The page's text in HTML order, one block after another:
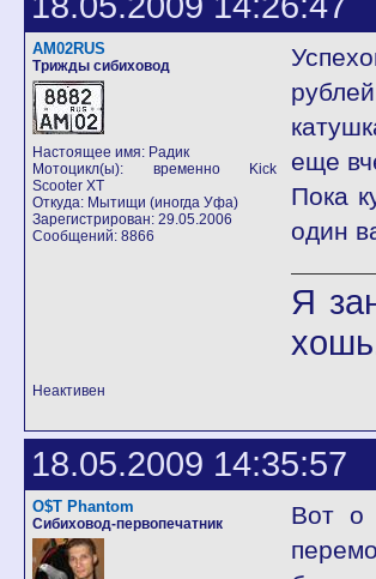
AM02RUS
Трижды сибиховод
Настоящее имя: Радик
Мотоцикл(ы): временно Kick
Scooter XT
Откуда: Мытищи (иногда Уфа)
Зарегистрирован: 29.05.2006
Сообщений: 8866
еще
Пока
один
Я
Неактивен
18.05.2009 14:35:57
O$T Phantom
Сибиховод-первопечатник
Вот о